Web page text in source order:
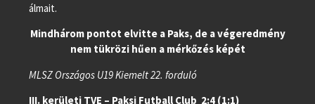
álmait.
Mindhárom pontot elvitte a Paks, de a végeredmény
nem tükrözi hűen a mérkőzés képét
MLSZ Országos U19 Kiemelt 22. forduló
III. kerületi TVE – Paksi Futball Club 2:4 (1:1)